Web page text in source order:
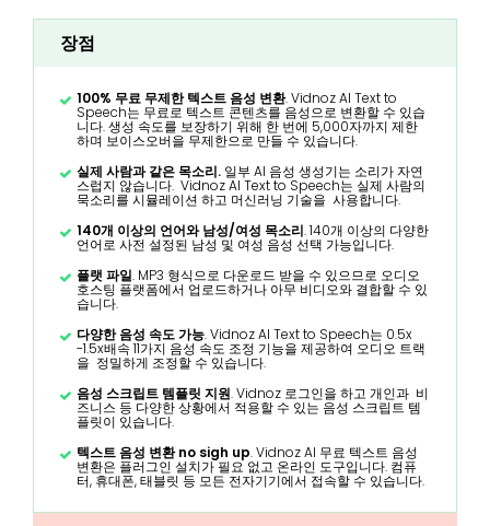
장점
100% 무료 무제한 텍스트 음성 변환. Vidnoz AI Text to
Speech는 무료로 텍스트 콘텐츠를 음성으로 변환할 수 있습
니다. 생성 속도를 보장하기 위해 한 번에 5,000자까지 제한
하며 보이스오버을 무제한으로 만들 수 있습니다.
실제 사람과 같은 목소리. 일부 AI 음성 생성기는 소리가 자연
스럽지 않습니다. Vidnoz AI Text to Speech는 실제 사람의
묵소리를 시뮬레이션 하고 머신러닝 기술을 사용합니다.
140개 이상의 언어와 남성/여성 목소리. 140개 이상의 다양한
언어로 사전 설정된 남성 및 여성 음성 선택 가능입니다.
플랫 파일. MP3 형식으로 다운로드 받을 수 있으므로 오디오
호스팅 플랫폼에서 업로드하거나 아무 비디오와 결합할 수 있
습니다.
다양한 음성 속도 가능. Vidnoz AI Text to Speech는 0.5x
-1.5x배속 11가지 음성 속도 조정 기능을 제공하여 오디오 트랙
을 정밀하게 조정할 수 있습니다.
음성 스크립트 템플릿 지원. Vidnoz 로그인을 하고 개인과 비
즈니스 등 다양한 상황에서 적용할 수 있는 음성 스크립트 템
플릿이 있습니다.
텍스트 음성 변환 no sigh up. Vidnoz AI 무료 텍스트 음성
변환은 플러그인 설치가 필요 없고 온라인 도구입니다. 컴퓨
터, 휴대폰, 태블릿 등 모든 전자기기에서 접속할 수 있습니다.